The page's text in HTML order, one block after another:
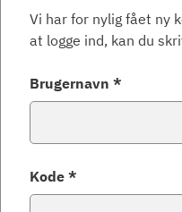
Vi har for nylig fået ny
at logge ind, kan du
Brugernavn *
Kode *